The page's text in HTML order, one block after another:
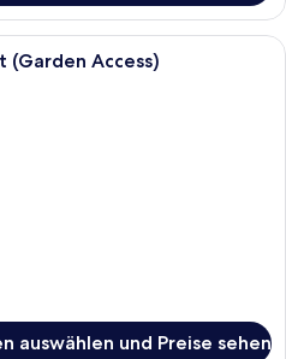
Ein Set aus Korbmöbeln mit Tisch
(Garden Access)
auswählen und Preise sehen